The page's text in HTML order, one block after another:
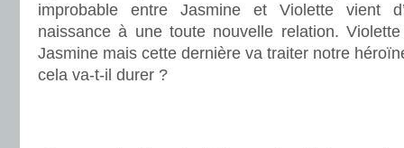
improbable entre Jasmine et Violette vient
naissance à une toute nouvelle relation.
Jasmine mais cette dernière va traiter notre
cela va-t-il durer ?